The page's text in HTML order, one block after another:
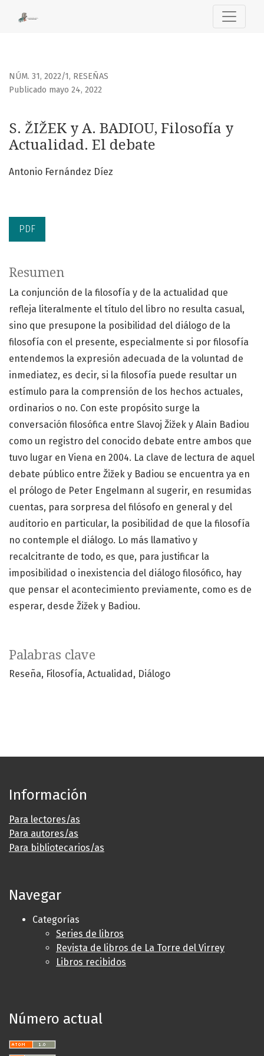
S. ŽIŽEK y A. BADIOU, Filosofía y Actualidad. El debate
NÚM. 31, 2022/1, RESEÑAS
S. ŽIŽEK y A. BADIOU, Filosofía y
Actualidad. El debate
Publicado mayo 24, 2022
Antonio Fernández Díez
PDF
Palabras clave
Reseña Filosofía Actualidad Diálogo
Resumen
La conjunción de la filosofía y de la actualidad que
refleja literalmente el título del libro no resulta casual,
sino que presupone la posibilidad del diálogo de la
filosofía con el presente, especialmente si por filosofía
entendemos la expresión adecuada de la voluntad de
inmediatez, es decir, si la filosofía puede resultar un
estímulo para la comprensión de los hechos actuales,
ordinarios o no. Con este propósito surge la
conversación filosófica entre Slavoj Žižek y Alain Badiou
como un registro del conocido debate entre ambos que
tuvo lugar en Viena en 2004. La clave de lectura de aquel
debate público entre Žižek y Badiou se encuentra ya en
el prólogo de Peter Engelmann al sugerir, en resumidas
cuentas, para sorpresa del filósofo en general y del
auditorio en particular, la posibilidad de que la filosofía
no contemple el diálogo. Lo más llamativo y
recalcitrante de todo, es que, para justificar la
imposibilidad o inexistencia del diálogo filosófico, hay
que pensar el acontecimiento previamente, como es de
esperar, desde Žižek y Badiou.
Información
Para lectores/as
Para autores/as
Para bibliotecarios/as
Navegar
Categorías
Series de libros
Revista de libros de La Torre del Virrey
Libros recibidos
Número actual